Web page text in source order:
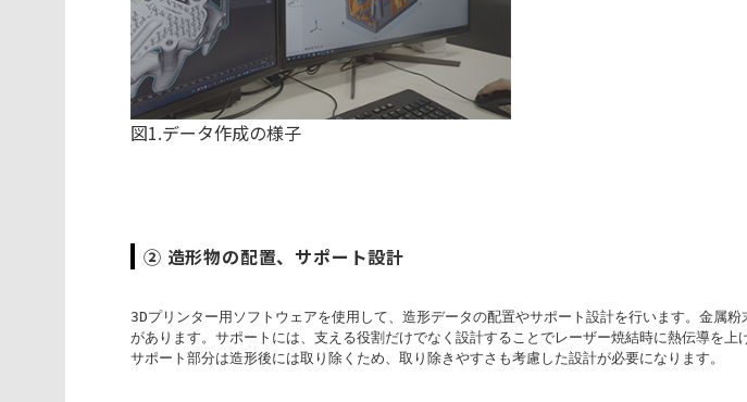
図1.データ作成の様子
② 造形物の配置、サポート設計
3Dプリンター用ソフトウェアを使用して、造形データの配置やサポート設計を行います。金属
があります。サポートには、支える役割だけでなく設計することでレーザー焼結時に熱伝導を上
サポート部分は造形後には取り除くため、取り除きやすさも考慮した設計が必要になります。